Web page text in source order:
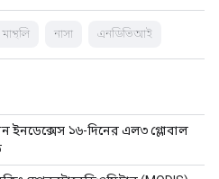
মান্থলি নাসা এনডিভিআই
ইনডেক্সেস ১৬-দিনের এল৩ গ্লোবাল